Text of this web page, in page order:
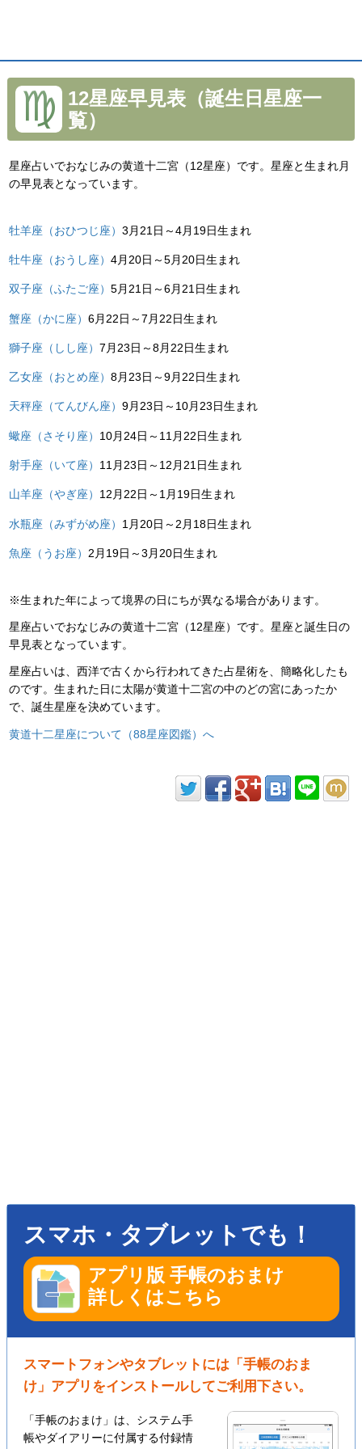
12星座早見表（誕生日星座一
覧）
星座占いでおなじみの黄道十二宮（12星座）です。星座と生まれ月
の早見表となっています。
牡羊座（おひつじ座）3月21日～4月19日生まれ
牡牛座（おうし座）4月20日～5月20日生まれ
双子座（ふたご座）5月21日～6月21日生まれ
蟹座（かに座）6月22日～7月22日生まれ
獅子座（しし座）7月23日～8月22日生まれ
乙女座（おとめ座）8月23日～9月22日生まれ
天秤座（てんびん座）9月23日～10月23日生まれ
蠍座（さそり座） 10月24日～11月22日生まれ
射手座（いて座） 11月23日～12月21日生まれ
山羊座（やぎ座） 12月22日～1月19日生まれ
水瓶座（みずがめ座） 1月20日～2月18日生まれ
魚座（うお座） 2月19日～3月20日生まれ
※生まれた年によって境界の日にちが異なる場合があります。
星座占いでおなじみの黄道十二宮（12星座）です。星座と誕生日の
早見表となっています。
星座占いは、西洋で古くから行われてきた占星術を、簡略化したも
のです。生まれた日に太陽が黄道十二宮の中のどの宮にあったか
で、誕生星座を決めています。
黄道十二星座について（88星座図鑑）へ
スマホ・タブレットでも！
アプリ版 手帳のおまけ
詳しくはこちら
スマートフォンやタブレットには「手帳のおま
け」アプリをインストールしてご利用下さい。
「手帳のおまけ」は、システム手
帳やダイアリーに付属する付録情